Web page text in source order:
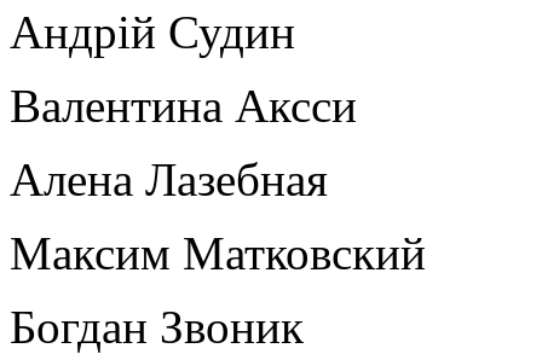
Андрій Судин
Валентина Аксси
Алена Лазебная
Максим Матковский
Богдан Звоник